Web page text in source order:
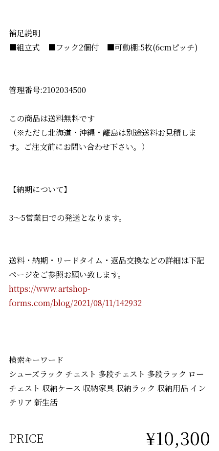
補足説明
■組立式 ■フック2個付 ■可動棚:5枚(6cmピッチ)
管理番号:2102034500
この商品は送料無料です
（※ただし北海道・沖縄・離島は別途送料お見積しま
す。ご注文前にお問い合わせ下さい。）
【納期について】
3～5営業日での発送となります。
送料・納期・リードタイム・返品交換などの詳細は下記
ページをご参照お願い致します。
https://www.artshop-
forms.com/blog/2021/08/11/142932
検索キーワード
シューズラック チェスト 多段チェスト 多段ラック ロー
チェスト 収納ケース 収納家具 収納ラック 収納用品 イン
テリア 新生活
PRICE ¥10,300